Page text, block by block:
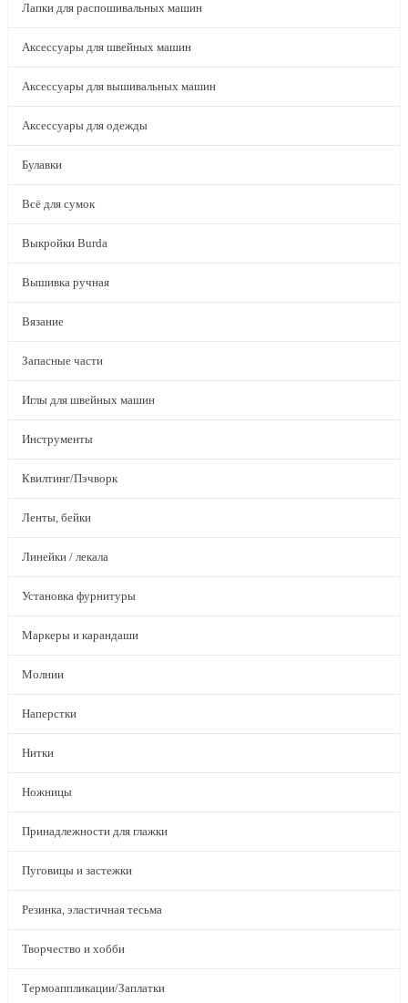
Лапки для распошивальных машин
Аксессуары для швейных машин
Аксессуары для вышивальных машин
Аксессуары для одежды
Булавки
Всё для сумок
Выкройки Burda
Вышивка ручная
Вязание
Запасные части
Иглы для швейных машин
Инструменты
Квилтинг/Пэчворк
Ленты, бейки
Линейки / лекала
Установка фурнитуры
Маркеры и карандаши
Молнии
Наперстки
Нитки
Ножницы
Принадлежности для глажки
Пуговицы и застежки
Резинка, эластичная тесьма
Творчество и хобби
Термоаппликации/Заплатки